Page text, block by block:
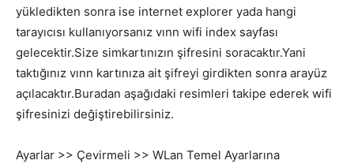
yükledikten sonra ise internet explorer yada hangi
tarayıcısı kullanıyorsanız vınn wifi index sayfası
gelecektir.Size simkartınızın şifresini soracaktır.Yani
taktığınız vınn kartınıza ait şifreyi girdikten sonra arayüz
açılacaktır.Buradan aşağıdaki resimleri takipe ederek wifi
şifresinizi değiştirebilirsiniz.
Ayarlar >> Çevirmeli >> WLan Temel Ayarlarına